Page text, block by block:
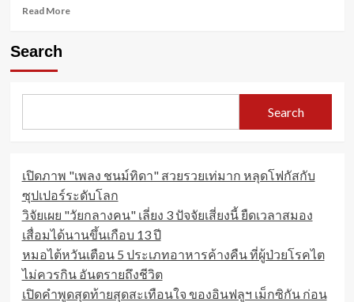
Read MoreRead
ปี
เคา
ปี
2025
ที่ไหน
ดี
ใน
กรุงเทพฯ?
Search
Search
เปิดภาพ "เพลง ชนม์ทิดา" สวยรวยเท่มาก หลุดโฟกัสกับ
ซุปเปอร์ระดับโลก
วิจัยเผย "วัยกลางคน" เลี่ยง 3 ปัจจัยเสี่ยงนี้ ยืดเวลาสมอง
เสื่อมได้นานขึ้นเกือบ 13 ปี
หมอไต้หวันเตือน 5 ประเภทอาหารค้างคืน ที่ผู้ป่วยโรคไต
ไม่ควรกิน อันตรายถึงชีวิต
เปิดคำพูดสุดท้ายสุดสะเทือนใจ ของอินฟลูฯ เม็กซิกัน ก่อน